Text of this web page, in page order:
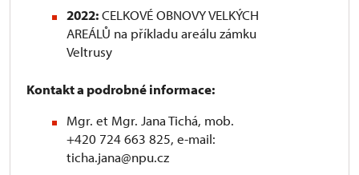
2022:CELKOVÉ OBNOVY VELKÝCH
AREÁLŮ na příkladu areálu zámku
Veltrusy
Kontakt a podrobné informace:
Mgr. et Mgr. Jana Tichá, mob.
+420 724 663 825, e-mail:
ticha.jana@npu.cz